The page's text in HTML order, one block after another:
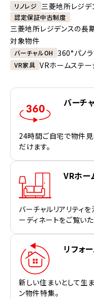
リノレジ 三菱地所レジデ
認定保証中古制度
三菱地所レジデンスの長
対象物件
バーチャルOH 360°パノ
VR家具 VRホームステ
バーチ
24時間ご自宅で物件見
だけます。
VRホー
バーチャルリアリティ
ーディネートをご覧いた
リフォ
新しい住まいとして生
ン物件特集。